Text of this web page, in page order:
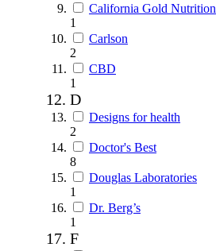
California Gold Nutrition
1
Carlson
2
CBD
1
D
Designs for health
2
Doctor's Best
8
Douglas Laboratories
1
Dr. Berg’s
1
F